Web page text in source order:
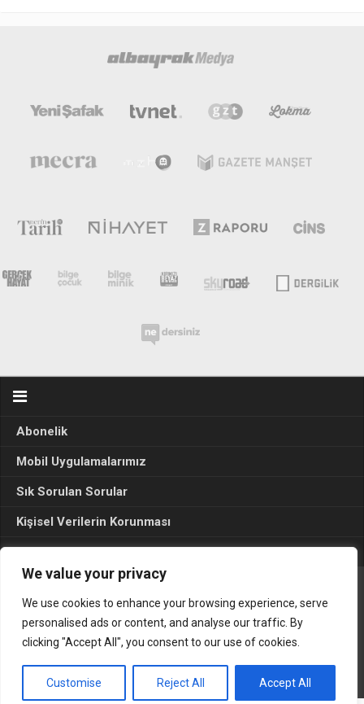
We value your privacy
We use cookies to enhance your browsing experience, serve
personalised ads or content, and analyse our traffic. By
clicking "Accept All", you consent to our use of cookies.
Customise Reject All Accept All
Abonelik
Mobil Uygulamalarımız
Sık Sorulan Sorular
Kişisel Verilerin Korunması
Seçim Sonuçları 2024
Gerçek Hayat © 2015. Her hakkı sakldır.